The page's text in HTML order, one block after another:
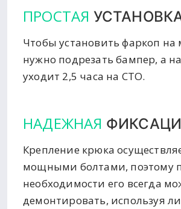
ПРОСТАЯ
Чтобы установить фаркоп
нужно подрезать бампер, а
уходит 2,5 часа на СТО.
НАДЕЖНАЯ
Крепление крюка
мощными болтами, поэтому
необходимости его всегда
демонтировать, используя